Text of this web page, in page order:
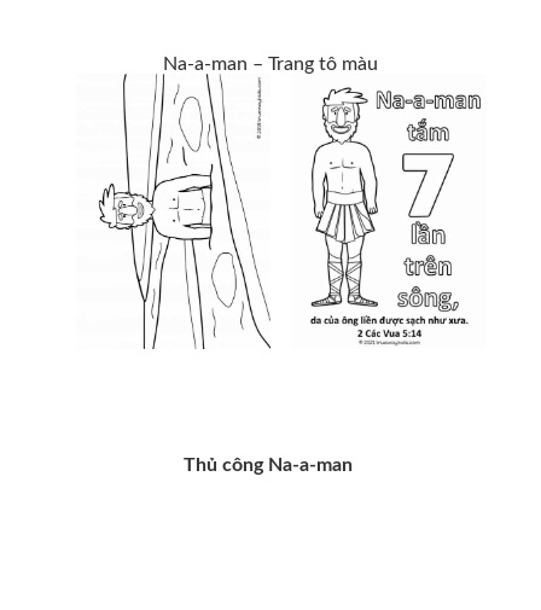
Na-a-man – Trang tô màu
Thủ công Na-a-man